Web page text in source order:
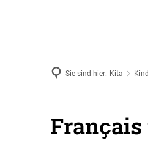
Sie sind hier: Kita